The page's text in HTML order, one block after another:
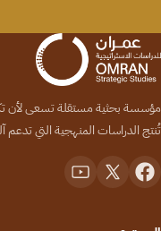
مؤسسة بحثية مستقلة تسعى لأن
تُنتج الدراسات المنهجية التي تدعم